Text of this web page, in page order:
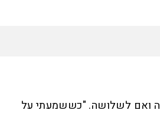
שאין לי דרך להגשים אותו", מספרת אביה (31), חסידת חב"ד, נשואה ואם לשלושה. "כששמעתי על